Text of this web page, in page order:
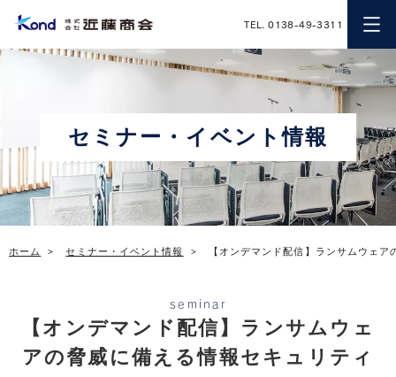
近藤商会
TEL. 0138-49-3311
セミナー・イベント情報
ホーム セミナー・イベント情報 【オンデマンド配信】ランサムウェ
seminar
【オンデマンド配信】ランサムウェ
アの脅威に備える情報セキュリティ